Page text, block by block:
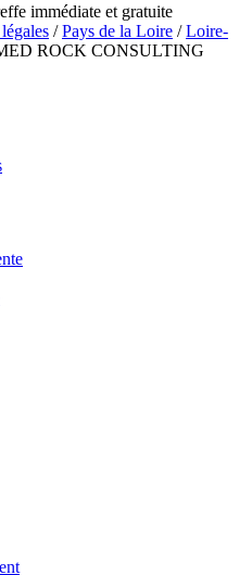
immédiate et gratuite
/Pays de la Loire /Loire-
ROCK CONSULTING